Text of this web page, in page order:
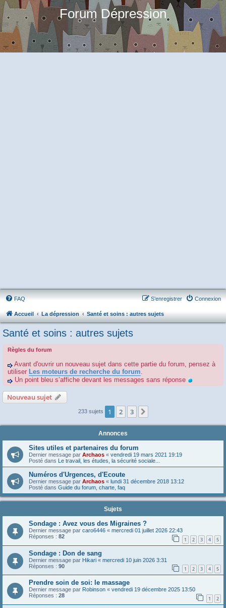
Forum Dépression
FAQ Connexion
S’enregistrer
Accueil La dépression Santé et soins : autres sujets
Santé et soins : autres sujets
Règles du forum
Avant d'ouvrir un nouveau sujet dans cette partie du forum, pensez à
utiliser Les moteurs de recherche du forum.
Un point bleu s’affiche devant les messages sans réponse
Nouveau sujet
233 sujets 1 2 3
Annonces
Sites utiles et partenaires du forum
Dernier message par Archaos « vendredi 19 mars 2021 19:19
Posté dans Le travail, les études, la sécurité sociale...
Numéros d'Urgences, d'Ecoute
Dernier message par Archaos « lundi 31 décembre 2018 13:12
Posté dans Guide du forum, charte, faq
Sujets
Sondage : Avez vous des Migraines ?
Dernier message par caro6446 « mercredi 01 juillet 2026 22:43
Réponses : 82 1 2 3 4 5
Sondage : Don de sang
Dernier message par Hikari « mercredi 10 juin 2026 3:31
Réponses : 90 1 2 3 4 5
Prendre soin de soi: le massage
Dernier message par Robinson « vendredi 19 décembre 2025 13:50
Réponses : 28 1 2